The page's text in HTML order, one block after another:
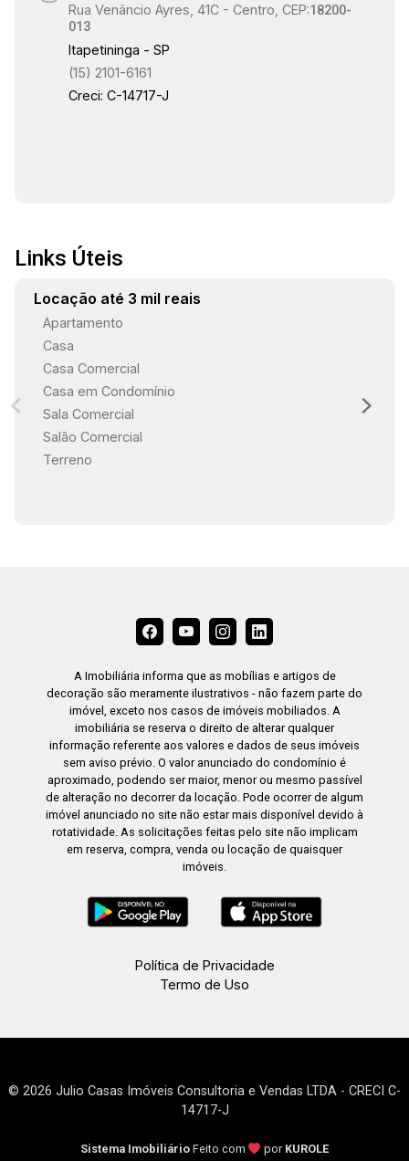
a hospitais, clínicas, bancos e diversos serviços
essenciais para toda a família. Ideal para
moradia ou investimento! Entre em contato para
mais informações e agende uma visita. Seu
novo apartamento pode estar aqui!
Rua Venâncio Ayres, 41C - Centro, CEP:18200-
013
Itapetininga - SP
(15) 2101-6161
Creci: C-14717-J
Links Úteis
Locação até 3 mil reais
Apartamento
Casa
Casa Comercial
Casa em Condomínio
Sala Comercial
Salão Comercial
Terreno
A Imobiliária informa que as mobílias e artigos de
decoração são meramente ilustrativos - não fazem parte do
imóvel, exceto nos casos de imóveis mobiliados. A
imobiliária se reserva o direito de alterar qualquer
informação referente aos valores e dados de seus imóveis
sem aviso prévio. O valor anunciado do condomínio é
aproximado, podendo ser maior, menor ou mesmo passível
de alteração no decorrer da locação. Pode ocorrer de algum
imóvel anunciado no site não estar mais disponível devido à
rotatividade. As solicitações feitas pelo site não implicam
em reserva, compra, venda ou locação de quaisquer
imóveis.
Política de Privacidade
Termo de Uso
© 2026 Julio Casas Imóveis Consultoria e Vendas LTDA - CRECI C-
14717-J
Sistema Imobiliário Feito com por KUROLE